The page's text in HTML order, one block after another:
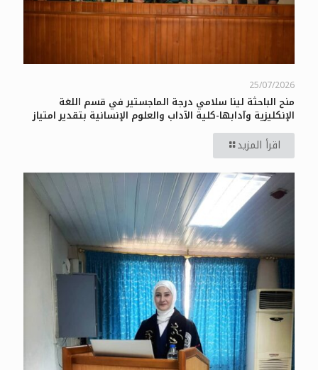
25/07/2026
منح الباحثة لينا سلامي درجة الماجستير في قسم اللغة
الإنكليزية وآدابها-كلية الآداب والعلوم الإنسانية بتقدير امتياز
اقرأ المزيد